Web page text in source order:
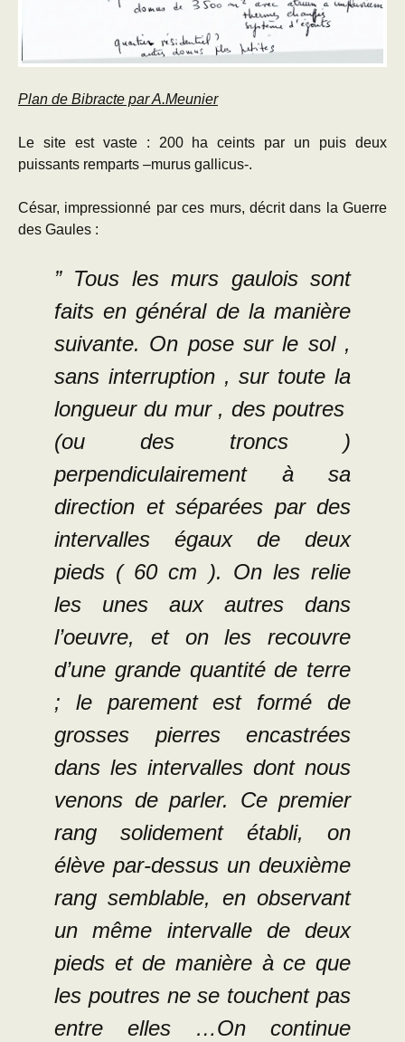
Plan de Bibracte par A.Meunier
Le site est vaste : 200 ha ceints par un puis deux
puissants remparts –murus gallicus-.
César, impressionné par ces murs, décrit dans la Guerre
des Gaules :
” Tous les murs gaulois sont
faits en général de la manière
suivante. On pose sur le sol ,
sans interruption , sur toute la
longueur du mur , des poutres
(ou des troncs )
perpendiculairement à sa
direction et séparées par des
intervalles égaux de deux
pieds ( 60 cm ). On les relie
les unes aux autres dans
l’oeuvre, et on les recouvre
d’une grande quantité de terre
; le parement est formé de
grosses pierres encastrées
dans les intervalles dont nous
venons de parler. Ce premier
rang solidement établi, on
élève par-dessus un deuxième
rang semblable, en observant
un même intervalle de deux
pieds et de manière à ce que
les poutres ne se touchent pas
entre elles …On continue